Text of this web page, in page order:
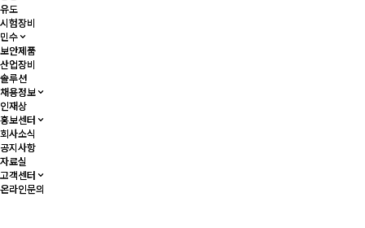
유도
시험장비
민수
보안제품
산업장비
솔루션
채용정보
인재상
홍보센터
회사소식
공지사항
자료실
고객센터
온라인문의
유도
시험장비
민수
보안제품
산업장비
솔루션
채용정보
인재상
홍보센터
회사소식
공지사항
자료실
고객센터
온라인문의